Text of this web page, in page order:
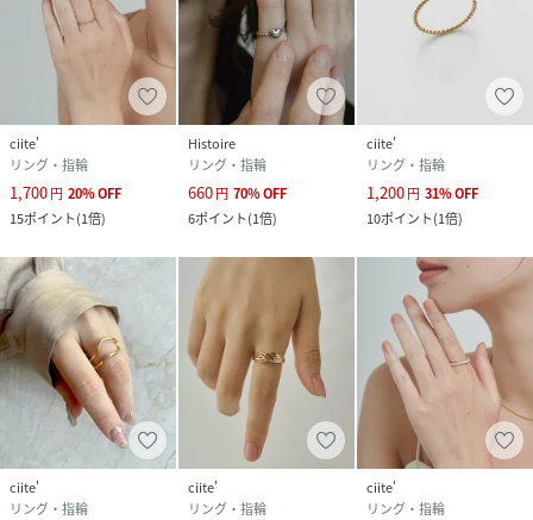
ciite'
リング・指輪
1,700円 20%OFF
15ポイント(1倍)
Histoire
リング・指輪
660円 70%OFF
6ポイント(1倍)
ciite'
リング・指輪
1,200円 31%OFF
10ポイント(1倍)
ciite'
リング・指輪
ciite'
リング・指輪
ciite'
リング・指輪